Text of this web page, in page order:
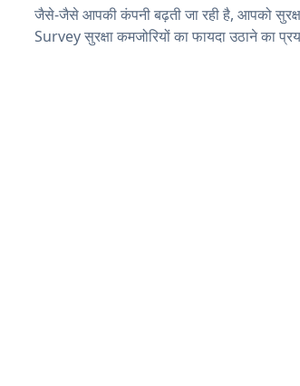
जैसे-जैसे आपकी कंपनी बढ़ती जा रही है, आपको
Survey सुरक्षा कमजोरियों का फायदा उठाने का